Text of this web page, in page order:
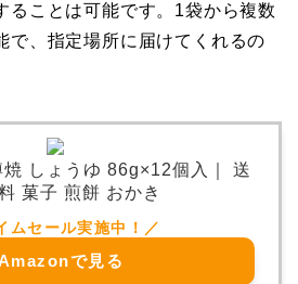
ることは可能です。1袋から複数
で、指定場所に届けてくれるの
しょうゆ 86g×12個入｜ 送
菓子 煎餅 おかき
で見る